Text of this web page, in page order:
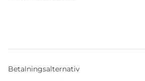
Betalningsalternativ